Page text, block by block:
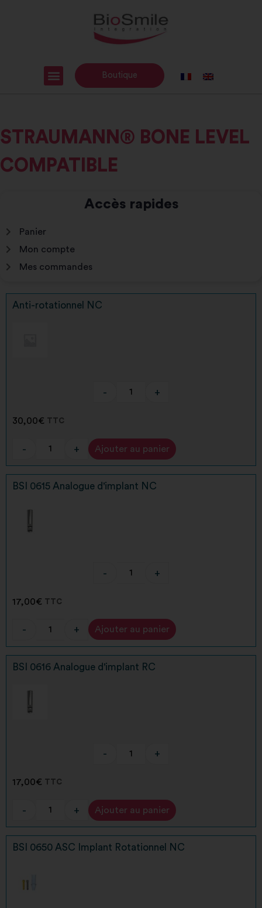
Boutique
STRAUMANN® BONE LEVEL
COMPATIBLE
Accès rapides
Panier
Mon compte
Mes commandes
Anti-rotationnel NC
- +
30,00€ TTC
- + Ajouter au panier
Alternative:
BSI 0615 Analogue d'implant NC
- +
17,00€ TTC
- + Ajouter au panier
Alternative:
BSI 0616 Analogue d'implant RC
- +
17,00€ TTC
- + Ajouter au panier
Alternative:
BSI 0650 ASC Implant Rotationnel NC